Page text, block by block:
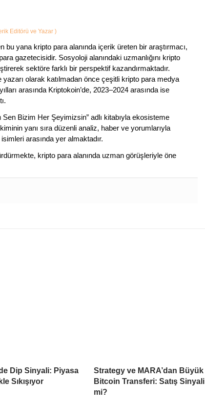
Editörü ve Yazar )
bu yana kripto para alanında içerik üreten bir araştırmacı,
gazetecisidir. Sosyoloji alanındaki uzmanlığını kripto
sektöre farklı bir perspektif kazandırmaktadır.
olarak katılmadan önce çeşitli kripto para medya
arasında Kriptokoin’de, 2023–2024 arasında ise
Sen Bizim Her Şeyimizsin” adlı kitabıyla ekosisteme
yanı sıra düzenli analiz, haber ve yorumlarıyla
arasında yer almaktadır.
kripto para alanında uzman görüşleriyle öne
Dip Sinyali: Piyasa
Sıkışıyor
Strategy ve MARA’dan Büyük
Bitcoin Transferi: Satış Sinyali
mi?